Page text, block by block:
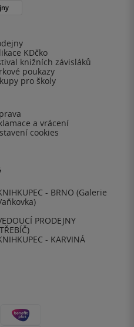
KDčko
knižních závisláků
poukazy
pro školy
a vrácení
cookies
- BRNO (Galerie
PRODEJNY
- KARVINÁ